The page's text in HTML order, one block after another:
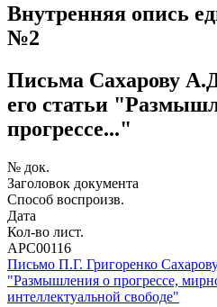
Внутренняя опись
№2
Письма Сахарову
его статьи
прогрессе..."
№ док.
Заголовок документа
Способ воспроизв.
Дата
Кол-во лист.
АРС00116
Письмо П.Г. Григоренко
"Размышления о прогрессе,
интеллектуальной свободе"